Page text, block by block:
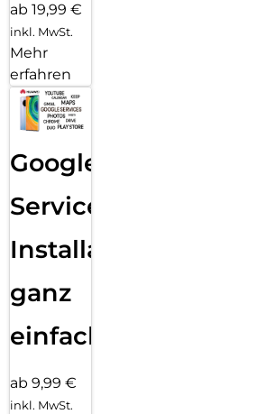
ab 19,99 €
inkl. MwSt.
Mehr
erfahren
Google
Services
Installation
ganz
einfach
ab 9,99 €
inkl. MwSt.